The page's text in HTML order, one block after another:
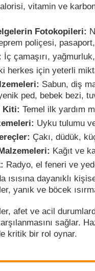
vitamin ve
Fotokopileri:
poliçesi,
İç çamaşırı,
herkes için yeterli
Sabun, diş
ped, bebek bezi,
Kiti: Temel ilk yardım
Uyku tulumu
Çakı, düdük,
Kağıt ve
Radyo, el feneri ve
ısısına dayanıklı
yanık ve böcek
afet ve acil
sağlar.
kritik bir rol oynar.